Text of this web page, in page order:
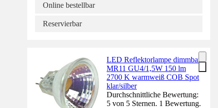
Online bestellbar
Reservierbar
LED Reflektorlampe dimmbar
MR11 GU4/1,5W 150 lm
2700 K warmweiß COB Spot
klar/silber
Durchschnittliche Bewertung:
5 von 5 Sternen. 1 Bewertung.